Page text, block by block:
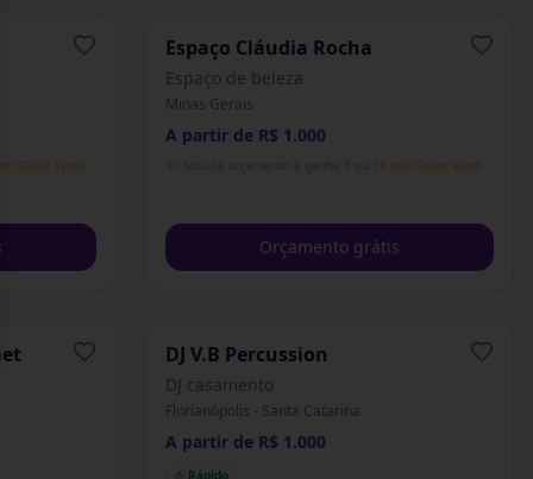
(Clube Wed)
Espaço Cláudia Rocha
Espaço de beleza
Minas Gerais
A partir de R$ 1.000
10 pts (Clube Wed)
Orçamento grátis
DJ V.B Percussion
DJ casamento
Florianópolis - Santa Catarina
A partir de R$ 1.000
Rápido